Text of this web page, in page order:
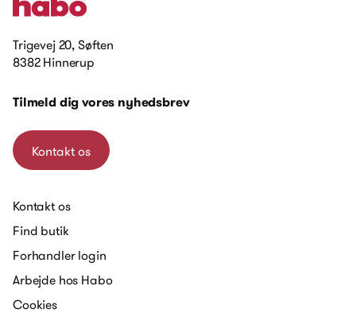
Trigevej 20, Søften
8382 Hinnerup
Tilmeld dig vores nyhedsbrev
Kontakt os
Kontakt os
Find butik
Forhandler login
Arbejde hos Habo
Cookies